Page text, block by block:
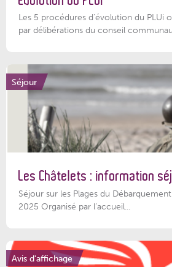
Les 5 procédures d’évolution du PLUi
par délibérations du conseil
Séjour
Les Châtelets : information
Séjour sur les Plages du
2025 Organisé par l’accueil...
Avis d'affichage